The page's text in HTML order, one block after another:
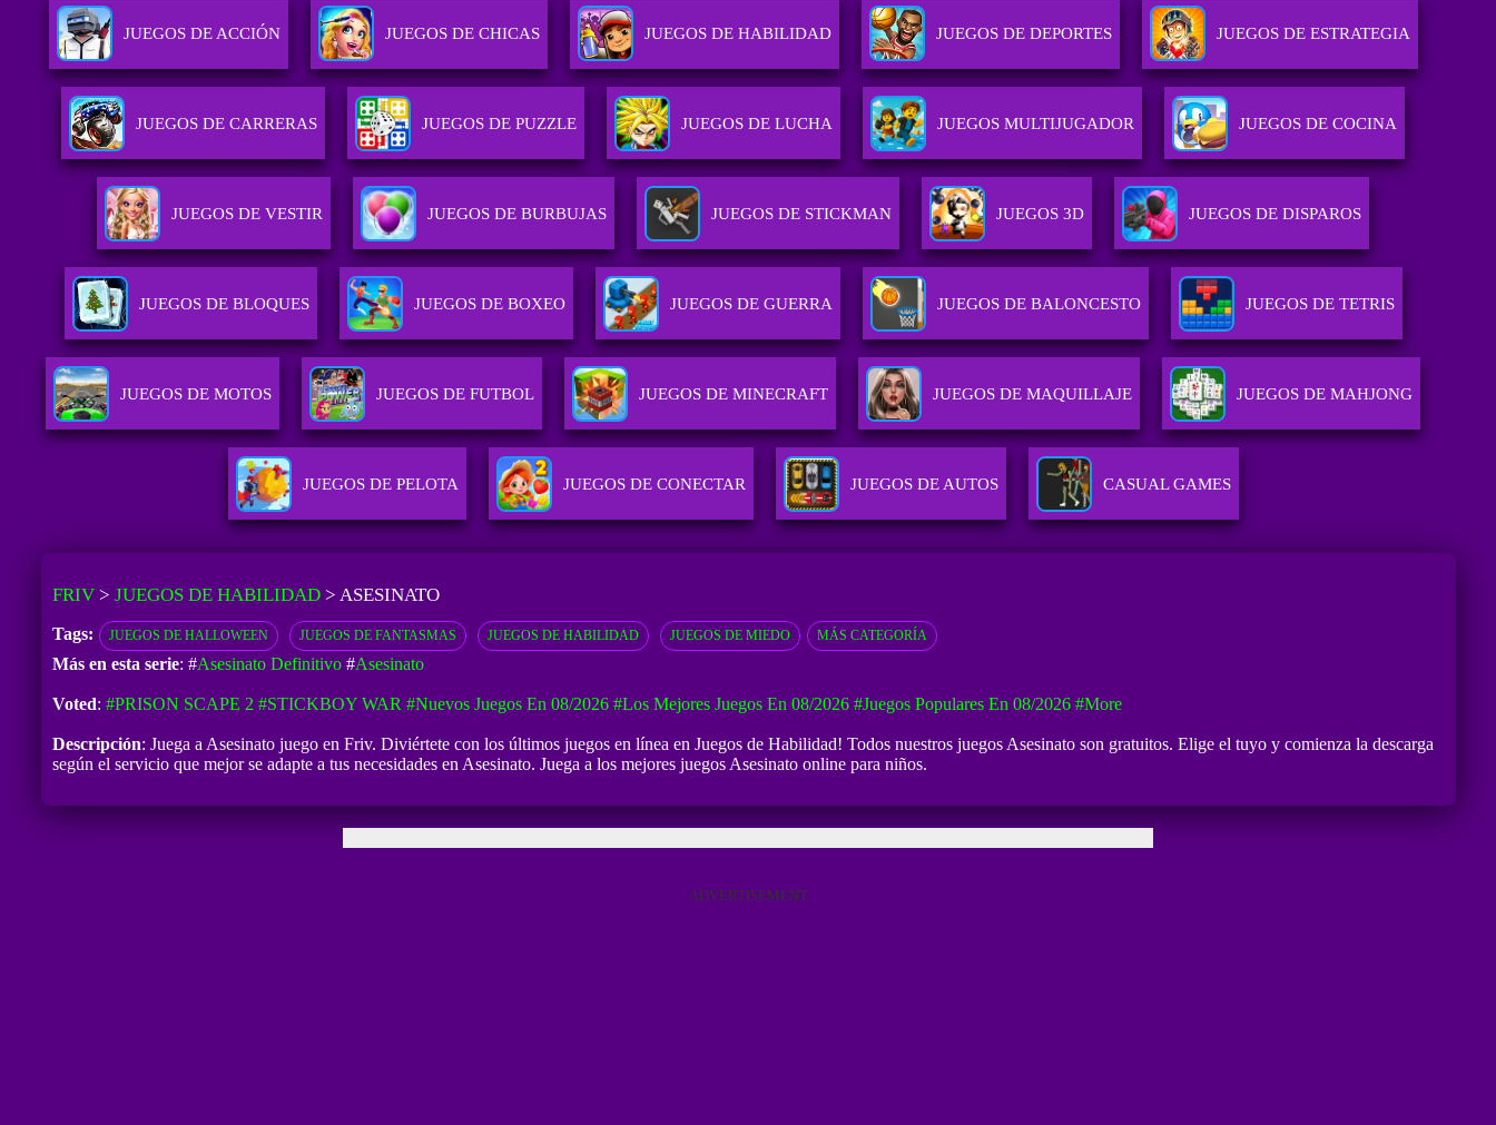
JUEGOS DE ACCIÓN JUEGOS DE CHICAS JUEGOS DE HABILIDAD JUEGOS DE DEPORTES JUEGOS DE ESTRATEGIA
JUEGOS DE CARRERAS JUEGOS DE PUZZLE JUEGOS DE LUCHA JUEGOS MULTIJUGADOR JUEGOS DE COCINA
JUEGOS DE VESTIR JUEGOS DE BURBUJAS JUEGOS DE STICKMAN JUEGOS 3D JUEGOS DE DISPAROS
JUEGOS DE BLOQUES JUEGOS DE BOXEO JUEGOS DE GUERRA JUEGOS DE BALONCESTO JUEGOS DE TETRIS
JUEGOS DE MOTOS JUEGOS DE FUTBOL JUEGOS DE MINECRAFT JUEGOS DE MAQUILLAJE JUEGOS DE MAHJONG
JUEGOS DE PELOTA JUEGOS DE CONECTAR JUEGOS DE AUTOS CASUAL GAMES
FRIV> JUEGOS DE HABILIDAD> ASESINATO
Tags: JUEGOS DE HALLOWEEN JUEGOS DE FANTASMAS JUEGOS DE HABILIDAD JUEGOS DE MIEDO MÁS CATEGORÍA
Más en esta serie: #Asesinato Definitivo#Asesinato
Voted: #PRISON SCAPE 2 #STICKBOY WAR #Nuevos Juegos En 08/2026 #Los Mejores Juegos En 08/2026 #Juegos Populares En 08/2026 #more
Descripción: Juega a Asesinato juego en Friv. Diviértete con los últimos juegos en línea en Juegos de Habilidad! Todos nuestros juegos Asesinato son gratuitos. Elige el tuyo y comienza la descarga
según el servicio que mejor se adapte a tus necesidades en Asesinato. Juega a los mejores juegos Asesinato online para niños.
ADVERTISEMENT